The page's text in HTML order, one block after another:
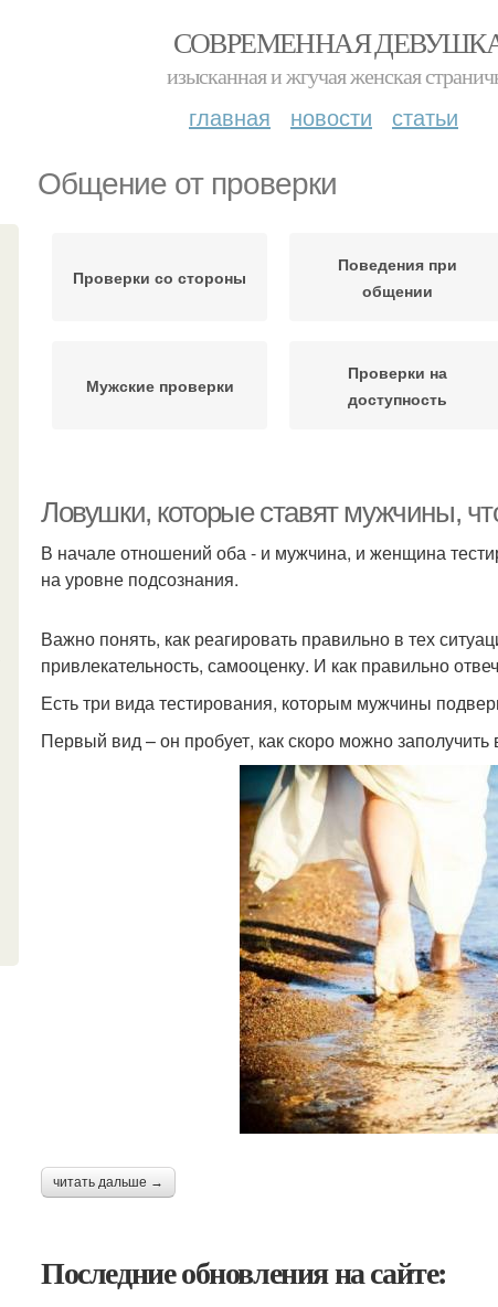
СОВРЕМЕННАЯ
изысканная и жгучая женская
главная новости статьи
Общение от проверки
Проверки со стороны
Поведения при
общении
Мужские проверки
Проверки на
доступность
Ловушки, которые ставят мужчины,
В начале отношений оба - и мужчина, и женщина
на уровне подсознания.
Важно понять, как реагировать правильно в тех
привлекательность, самооценку. И как правильно
Есть три вида тестирования, которым мужчины
Первый вид – он пробует, как скоро можно
читать дальше →
Последние обновления на сайте: